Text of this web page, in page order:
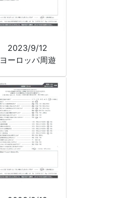
2023/9/12
ヨーロッパ周遊